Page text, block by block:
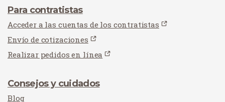
Para contratistas
Acceder a las cuentas de los contratistas
Envío de cotizaciones
Realizar pedidos en línea
Consejos y cuidados
Blog